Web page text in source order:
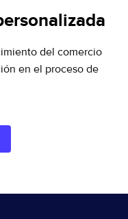
del comercio
en el proceso de